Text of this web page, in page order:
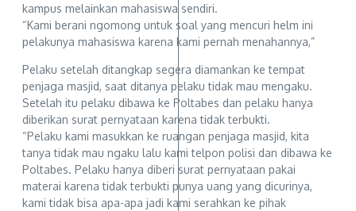
kampus melainkan mahasiswa sendiri.
“Kami berani ngomong untuk soal yang mencuri helm ini
pelakunya mahasiswa karena kami pernah menahannya,”
Pelaku setelah ditangkap segera diamankan ke tempat
penjaga masjid, saat ditanya pelaku tidak mau mengaku.
Setelah itu pelaku dibawa ke Poltabes dan pelaku hanya
diberikan surat pernyataan karena tidak terbukti.
“Pelaku kami masukkan ke ruangan penjaga masjid, kita
tanya tidak mau ngaku lalu kami telpon polisi dan dibawa ke
Poltabes. Pelaku hanya diberi surat pernyataan pakai
materai karena tidak terbukti punya uang yang dicurinya,
kami tidak bisa apa-apa jadi kami serahkan ke pihak